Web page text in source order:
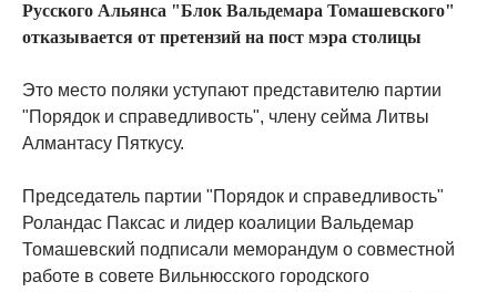
Русского Альянса "Блок Вальдемара Томашевского"
отказывается от претензий на пост мэра столицы
Это место поляки уступают представителю партии
"Порядок и справедливость", члену сейма Литвы
Алмантасу Пяткусу.
Председатель партии "Порядок и справедливость"
Роландас Паксас и лидер коалиции Вальдемар
Томашевский подписали меморандум о совместной
работе в совете Вильнюсского городского